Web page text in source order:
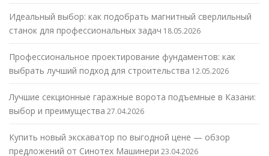
Идеальный выбор: как подобрать магнитный сверлильный
станок для профессиональных задач 18.05.2026
Профессиональное проектирование фундаментов: как
выбрать лучший подход для строительства 12.05.2026
Лучшие секционные гаражные ворота подъемные в Казани:
выбор и преимущества 27.04.2026
Купить новый экскаватор по выгодной цене — обзор
предложений от Синотех Машинери 23.04.2026